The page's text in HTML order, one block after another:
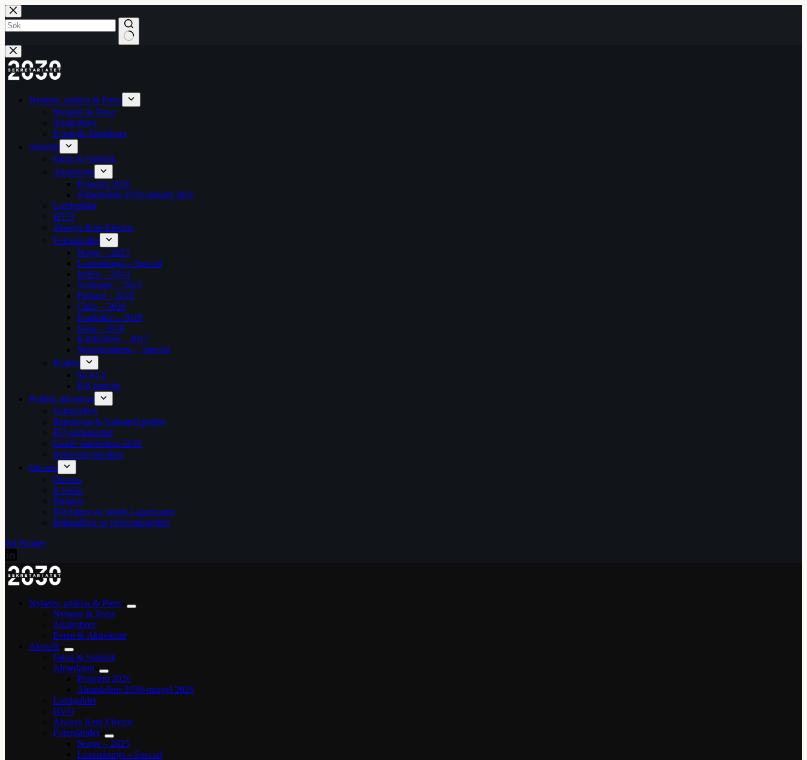
Hoppa
till
innehåll
Inga
resultat
Nyheter, artiklar & Press
Nyheter & Press
Analysbrev
Event & Aktiviteter
Aktuellt
Fakta & Statistik
Almedalen
Program 2026
Almedalens 2030-mingel 2026
Laddguldet
HVO
Always Rent Electric
Fokusländer
Norge – 2025
Luxemburgs – Special
Indien – 2024
Sydkorea – 2023
Finland – 2022
Chile – 2020
Frankrike – 2019
Kina – 2018
Kalifornien – 2017
Nederländerna – Special
Projekt
SEALS
Blå genväg
Politisk påverkan
Valmanifest
Remissvar & Nationell politik
EU-parlamentet
Guide valrörelsen 2026
Beteendepraktikan
Om oss
Om oss
Kontakt
Partners
Till minne av Jakob Lagercrantz
Behandling av personuppgifter
Bli Partner
Nyheter, artiklar & Press
Nyheter & Press
Analysbrev
Event & Aktiviteter
Aktuellt
Fakta & Statistik
Almedalen
Program 2026
Almedalens 2030-mingel 2026
Laddguldet
HVO
Always Rent Electric
Fokusländer
Norge – 2025
Luxemburgs – Special